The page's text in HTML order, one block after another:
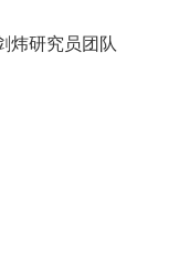
炜研究员团队